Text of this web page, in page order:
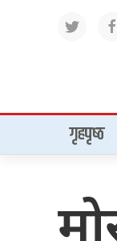
गृहपृष्‍ठ